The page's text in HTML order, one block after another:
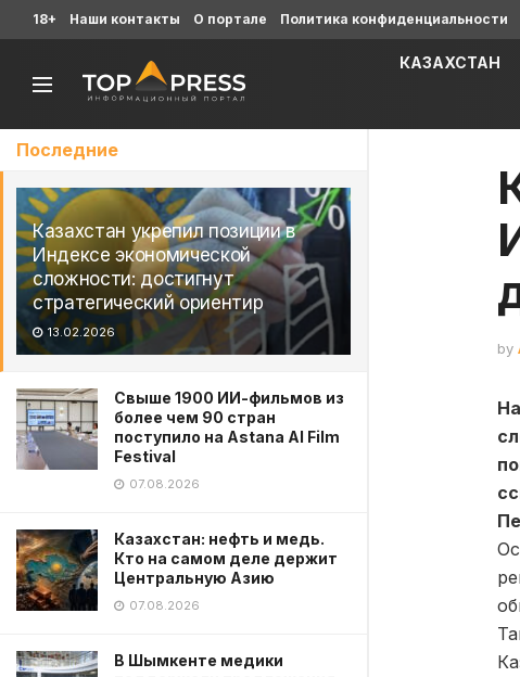
Последние
Казахстан укрепил позиции в
Индексе экономической
сложности: достигнут
стратегический ориентир
13.02.2026
Свыше 1900 ИИ-фильмов из
более чем 90 стран
поступило на Astana AI Film
Festival
07.08.2026
Казахстан: нефть и медь.
Кто на самом деле держит
Центральную Азию
07.08.2026
В Шымкенте медики
18+ Наши контакты О портале Политика конфиденциальности
КАЗАХСТАН
by